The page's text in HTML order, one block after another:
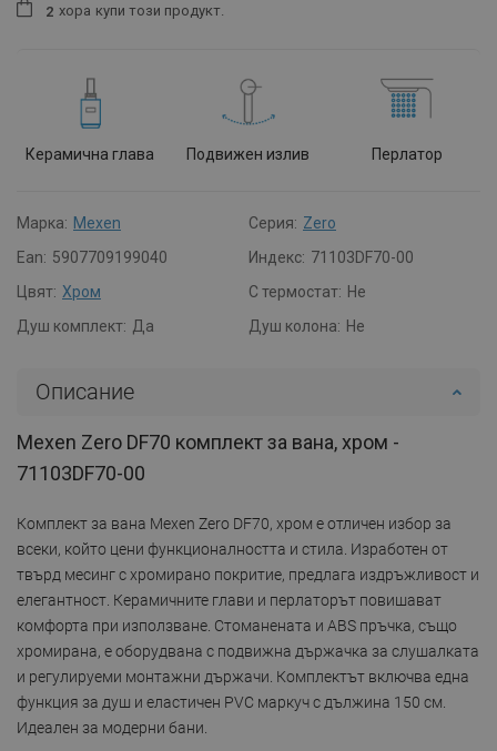
2 хора купи този продукт.
Керамична глава Подвижен излив Перлатор
Марка: Mexen Серия: Zero
Ean: 5907709199040 Индекс: 71103DF70-00
Цвят: Хром С термостат: Не
Душ комплект: Да Душ колона: Не
Описание
Mexen Zero DF70 комплект за вана, хром -
71103DF70-00
Комплект за вана Mexen Zero DF70, хром е отличен избор за
всеки, който цени функционалността и стила. Изработен от
твърд месинг с хромирано покритие, предлага издръжливост и
елегантност. Керамичните глави и перлаторът повишават
комфорта при използване. Стоманената и ABS пръчка, също
хромирана, е оборудвана с подвижна държачка за слушалката
и регулируеми монтажни държачи. Комплектът включва една
функция за душ и еластичен PVC маркуч с дължина 150 см.
Идеален за модерни бани.